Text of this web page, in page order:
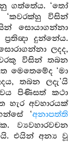
ගත්තේය. ‘තෝ
‘කවරක්හු විසින්
සොයාගන්නා
දුන්නේය.
ලදද,
විසින් තබන
මෙතෙමේද ‘මා
තබන ලදැ’යි
පිණිසත් කථා
අවහාරයක්
‘අනාපත්ති
ව්‍යවහාරවචන
එයින් අන්‍ය වූ